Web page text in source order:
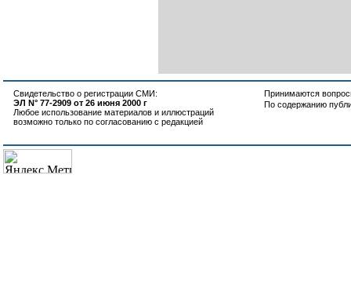
Свидетельство о регистрации СМИ:
ЭЛ N° 77-2909 от 26 июня 2000 г
Любое использование материалов и иллюстраций
возможно только по согласованию с редакцией
Принимаются
По содержанию